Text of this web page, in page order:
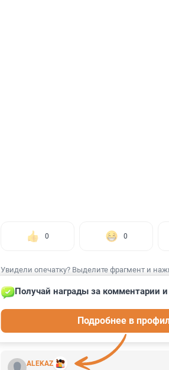
0 0
Увидели опечатку? Выделите фрагмент и
КОММЕНТАРИИ 3
ALEKAZ
Получай награды за комментарии и
Подробнее в